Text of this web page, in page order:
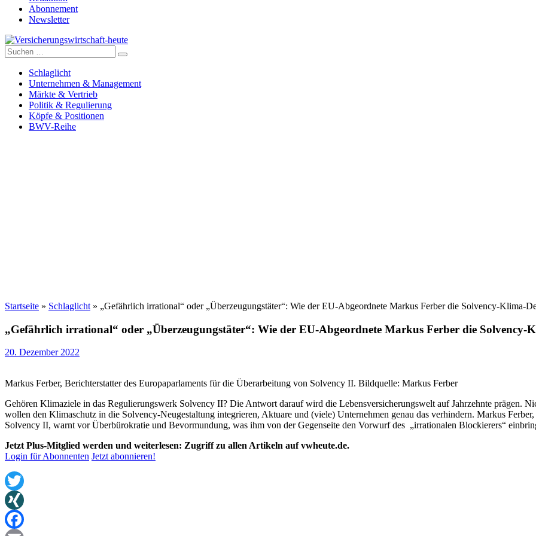
Abonnement
Newsletter
Versicherungswirtschaft-heute
Suche
nach:
Schlaglicht
Unternehmen & Management
Märkte & Vertrieb
Politik & Regulierung
Köpfe & Positionen
BWV-Reihe
Startseite » Schlaglicht » „Gefährlich irrational“ oder „Überzeugungstäter“: Wie der EU-Abgeordnete Markus Ferber die Solvency-Klima-
„Gefährlich irrational“ oder „Überzeugungstäter“: Wie der EU-Abgeordnete Markus Ferber die Solvency-
20. Dezember 2022
Markus Ferber, Berichterstatter des Europaparlaments für die Überarbeitung von Solvency II. Bildquelle: Markus Ferber
Gehören Klimaziele in das Regulierungswerk Solvency II? Die Antwort darauf wird die Lebensversicherungswelt auf Jahrzehnte prägen.
wollen den Klimaschutz in die Solvency-Neugestaltung integrieren, Aktuare und (viele) Unternehmen genau das verhindern. Markus
Solvency II, warnt vor Überbürokratie und Bevormundung, was ihm von der Gegenseite den Vorwurf des „irrationalen Blockierers“
Jetzt Plus-Mitglied werden und weiterlesen: Zugriff zu allen Artikeln auf vwheute.de.
Login für Abonnenten Jetzt abonnieren!
Twitter
XING